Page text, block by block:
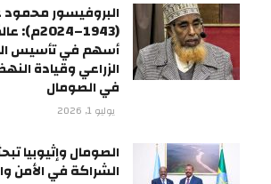
البروفيسور
أسهم في تأسيس
الزراعي وقيادة
في الصومال
يوليو 1, 2026
الصومال وإثيوبيا
الشراكة في الأمن